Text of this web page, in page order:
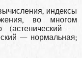
индексы
во многом
(астенический —
— нормальная;